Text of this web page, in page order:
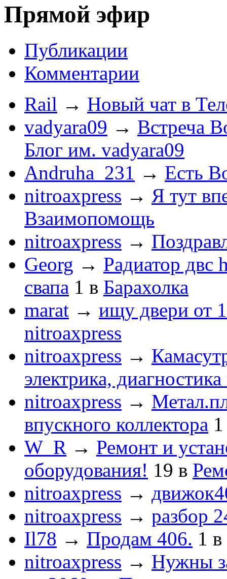
Прямой эфир
Публикации
Комментарии
Rail → Новый чат в
vadyara09 → Встреча
Блог им. vadyara09
Andruha_231 → Есть
nitroaxpress → Я тут
Взаимопомощь
nitroaxpress →
Georg → Радиатор двс
свапа 1 в Барахолка
marat → ищу двери от
nitroaxpress
nitroaxpress →
электрика,
nitroaxpress →
впускного коллектора 1
W_R → Ремонт и
оборудования! 19 в
nitroaxpress →
nitroaxpress → разбор
Il78 → Продам 406. 1 в
nitroaxpress → Нужны